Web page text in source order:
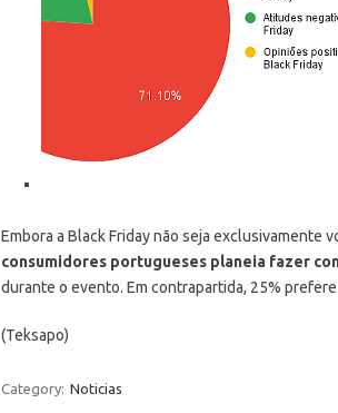
Embora a Black Friday não seja exclusivamente
consumidores portugueses planeia fazer
durante o evento. Em contrapartida, 25%
(Teksapo)
Category: Noticias